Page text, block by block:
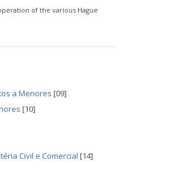
of the various Hague
a Menores [09]
[10]
Civil e Comercial [14]